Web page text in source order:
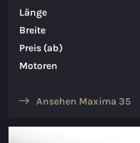
Länge
Breite
Preis (ab)
Motoren
Ansehen Maxima 35